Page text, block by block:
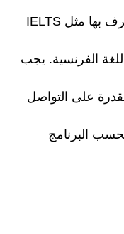
على المهاجرين اجتياز اختبارات معترف بها مثل IELTS
أو CELPIP للغة الإنجليزية أو TEF للغة الفرنسية. يجب
على التواصل
البرنامج